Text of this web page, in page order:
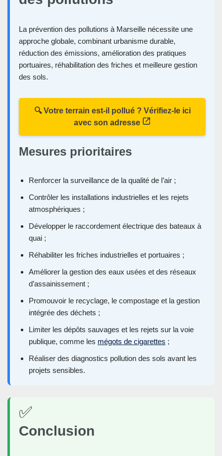
La prévention des pollutions à Marseille nécessite une
approche globale, combinant urbanisme durable,
réduction des émissions, amélioration des pratiques
portuaires, réhabilitation des friches et meilleure gestion
des sols.
🔍 Votre terrain est-il pollué ? Vérifiez-le ici
avec son adresse
Mesures prioritaires
Renforcer la surveillance de la qualité de l’air ;
Contrôler les installations industrielles et les rejets
atmosphériques ;
Développer le raccordement électrique des bateaux à
quai ;
Réhabiliter les friches industrielles et portuaires ;
Améliorer la gestion des eaux usées et des réseaux
d’assainissement ;
Promouvoir le recyclage, le compostage et la gestion
intégrée des déchets ;
Limiter les dépôts sauvages et les rejets sur la voie
publique, comme les mégots de cigarettes ;
Réaliser des diagnostics pollution des sols avant les
projets sensibles.
✅
Conclusion